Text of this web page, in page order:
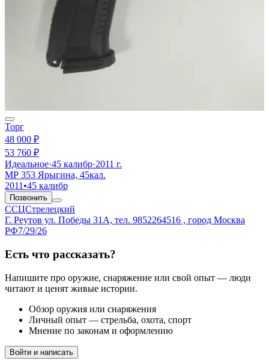
Торг
48 000 ₽
53 760 ₽
Идеальное·45 калибр·2011 г.
МР 353 Ярыгина, 45кал.
2011•45 калибр
Позвонить
ССЦСтрелецкий
Г. Реутов ул. Победы 31А, тел. 9852264516 , город Москва
РФ7/29/26
Есть что рассказать?
Напишите про оружие, снаряжение или свой опыт — люди
читают и ценят живые истории.
Обзор оружия или снаряжения
Личный опыт — стрельба, охота, спорт
Мнение по законам и оформлению
Войти и написать